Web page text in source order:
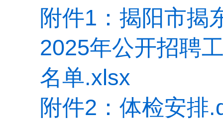
附件1：揭阳市揭
2025年公开招聘
名单.xlsx
附件2：体检安排